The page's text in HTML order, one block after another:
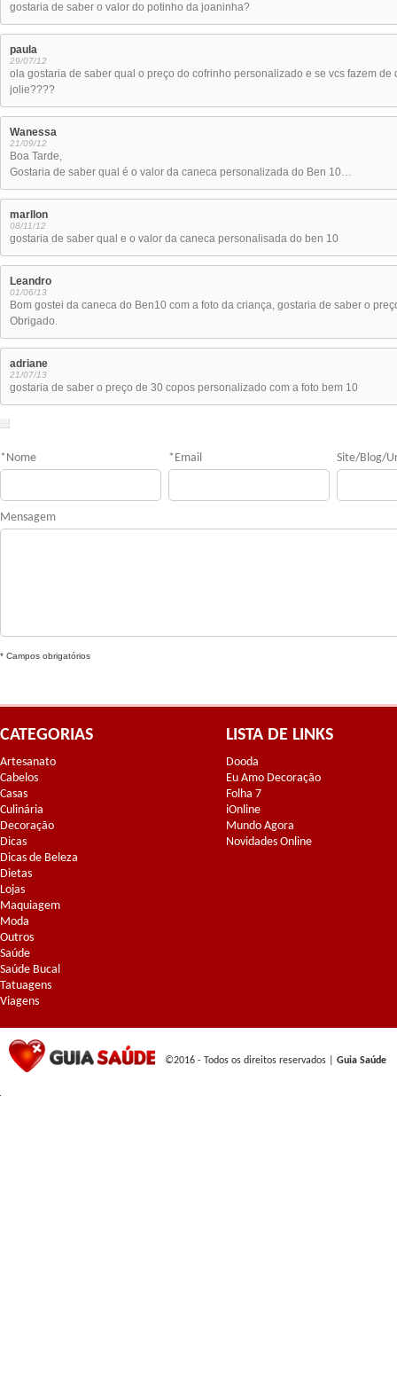
gostaria de saber o valor do potinho da joaninha?
paula
29/07/12
ola gostaria de saber qual o preço do cofrinho personalizado e se vcs fazem
jolie????
Wanessa
21/09/12
Boa Tarde,
Gostaria de saber qual é o valor da caneca personalizada do Ben 10…
marllon
08/11/12
gostaria de saber qual e o valor da caneca personalisada do ben 10
Leandro
01/06/13
Bom gostei da caneca do Ben10 com a foto da criança, gostaria de saber o
Obrigado.
adriane
21/07/13
gostaria de saber o preço de 30 copos personalizado com a foto bem 10
* Nome * Email Site/Blog/
Mensagem
* Campos obrigatórios
CATEGORIAS
Artesanato
Cabelos
Casas
Culinária
Decoração
Dicas
Dicas de Beleza
Dietas
Lojas
Maquiagem
Moda
Outros
Saúde
Saúde Bucal
Tatuagens
Viagens
LISTA DE LINKS
Dooda
Eu Amo Decoração
Folha 7
iOnline
Mundo Agora
Novidades Online
©2016 - Todos os direitos reservados | Guia Saúde